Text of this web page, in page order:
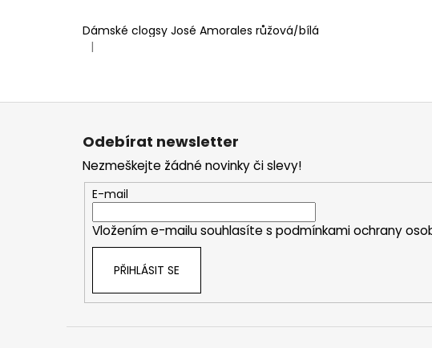
Dámské clogsy José Amorales růžová/bílá
Hodnocení produktu je 4 z 5 hvězdiček.
|
Odebírat newsletter
Nezmeškejte žádné novinky či slevy!
E-mail
Vložením e-mailu souhlasíte s podmínkami ochrany
PŘIHLÁSIT SE